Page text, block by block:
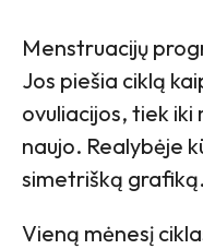
Menstruacijų
Jos piešia ciklą
ovuliacijos, tiek iki
naujo. Realybėje
simetrišką grafiką.
Vieną mėnesį